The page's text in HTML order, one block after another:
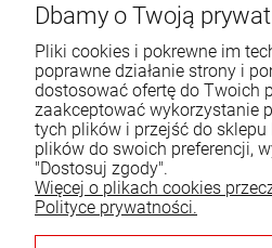
00-716
Tel.:
22
E-mail:
Moje
Pomoc
Dbamy o Twoją
Pliki cookies i pokrewne im
poprawne działanie strony i
dostosować ofertę do Twoich
zaakceptować wykorzystanie
tych plików i przejść do
plików do swoich preferencji,
"Dostosuj zgody".
Więcej o plikach cookies
Polityce prywatności.